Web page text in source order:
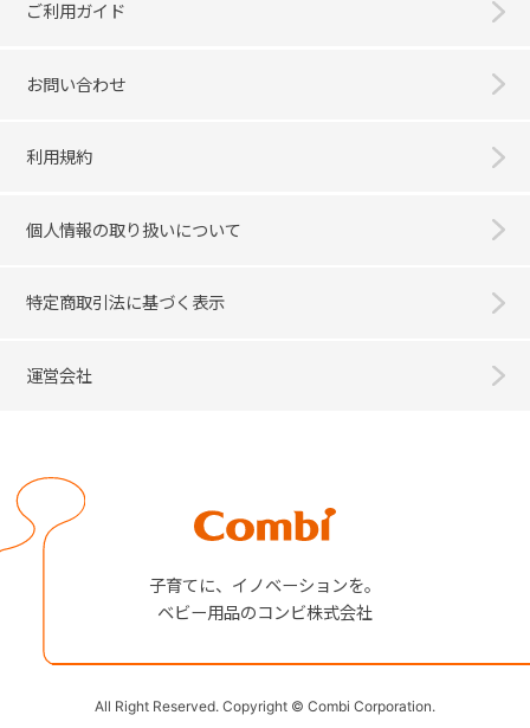
ご利用ガイド
お問い合わせ
利用規約
個人情報の取り扱いについて
特定商取引法に基づく表示
運営会社
子育てに、イノベーションを。
ベビー用品のコンビ株式会社
All Right Reserved. Copyright © Combi Corporation.